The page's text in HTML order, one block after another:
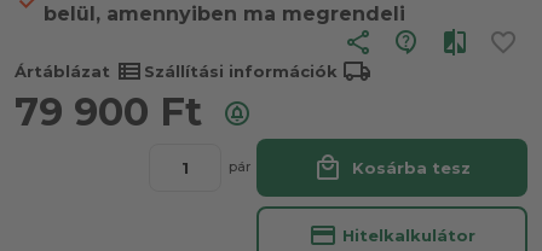
belül, amennyiben ma megrendeli
share
Ártáblázat view_list Szállítási információk local_shipping
79 900 Ft
pár local_mall Kosárba tesz
credit_card Hitelkalkulátor